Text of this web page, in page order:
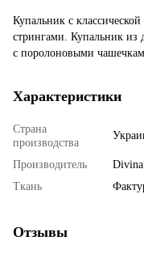
Купальник с
стрингами. Купальник из
с поролоновыми
Характеристики
Страна
производства
Производитель
Ткань
Отзывы